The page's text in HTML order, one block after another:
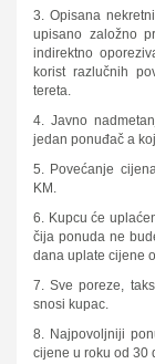
3. Opisana
upisano založno
indirektno
korist razlučnih
tereta.
4. Javno
jedan ponuđač a
5. Povećanje
KM.
6. Kupcu će
čija ponuda ne
dana uplate cijene
7. Sve poreze,
snosi kupac.
8. Najpovoljniji
cijene u roku od 30